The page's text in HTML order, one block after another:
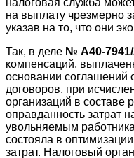
налоговая служба
на выплату чрезмерно
указав на то, что они
Так, в деле № А40-7941/
компенсаций,
основании соглашений
договоров, при
организаций в составе
оправданность затрат
увольняемым
состояла в
затрат. Налоговый